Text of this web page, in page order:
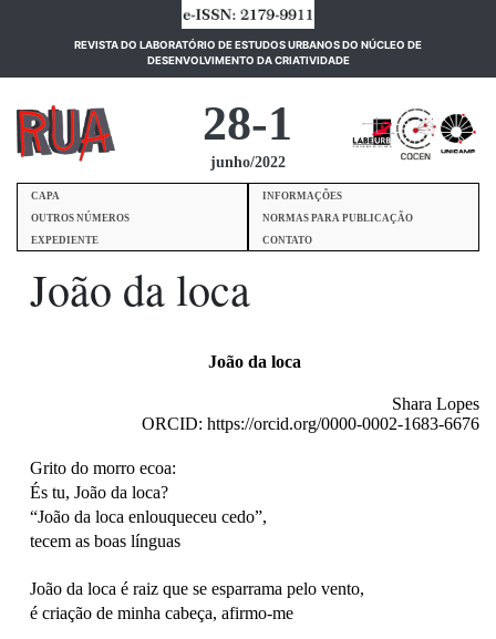
REVISTA DO LABORATÓRIO DE ESTUDOS URBANOS DO NÚCLEO DE
DESENVOLVIMENTO DA CRIATIVIDADE(current)
28-1
junho/2022
CAPA
INFORMAÇÕES
OUTROS NÚMEROS
NORMAS PARA PUBLICAÇÃO
EXPEDIENTE
CONTATO
João da loca
João da loca
Shara Lopes
ORCID: https://orcid.org/0000-0002-1683-6676
Grito do morro ecoa:
És tu, João da loca?
“João da loca enlouqueceu cedo”,
tecem as boas línguas
João da loca é raiz que se esparrama pelo vento,
é criação de minha cabeça, afirmo-me